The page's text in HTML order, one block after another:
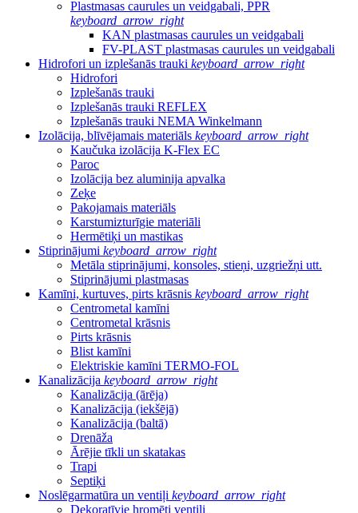
Plastmasas caurules un veidgabali, PPR
keyboard_arrow_right
KAN plastmasas caurules un veidgabali
FV-PLAST plastmasas caurules un veidgabali
Hidrofori un izplešanās trauki keyboard_arrow_right
Hidrofori
Izplešanās trauki
Izplešanās trauki REFLEX
Izplešanās trauki NEMA Winkelmann
Izolācija, blīvējamais materiāls keyboard_arrow_right
Kaučuka izolācija K-Flex EC
Paroc
Izolācija bez aluminija apvalka
Zeķe
Pakojamais materiāls
Karstumizturīgie materiāli
Hermētiķi un mastikas
Stiprinājumi keyboard_arrow_right
Metāla stiprinājumi, konsoles, stieņi, uzgriežņi utt.
Stiprinājumi plastmasas
Kamīni, kurtuves, pirts krāsnis keyboard_arrow_right
Centrometal kamīni
Centrometal krāsnis
Pirts krāsnis
Blist kamīni
Elektriskie kamīni TERMO-FOL
Kanalizācija keyboard_arrow_right
Kanalizācija (ārēja)
Kanalizācija (iekšējā)
Kanalizācija (baltā)
Drenāža
Ārējie tīkli un skatakas
Trapi
Septiķi
Noslēgarmatūra un ventiļi keyboard_arrow_right
Dekoratīvie hromēti ventiļi